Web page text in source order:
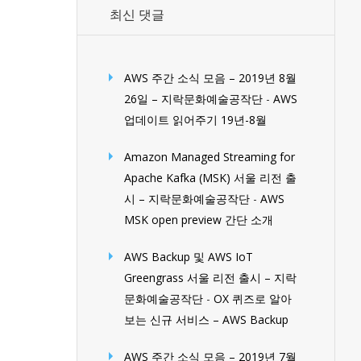
최신 댓글
AWS 주간 소식 모음 – 2019년 8월
26일 – 지락문화예술공작단 - AWS
업데이트 읽어주기 19년-8월
Amazon Managed Streaming for
Apache Kafka (MSK) 서울 리전 출
시 – 지락문화예술공작단 - AWS
MSK open preview 간단 소개
AWS Backup 및 AWS IoT
Greengrass 서울 리전 출시 – 지락
문화예술공작단 - OX 퀴즈로 알아
보는 신규 서비스 – AWS Backup
AWS 주간 소식 모음 – 2019년 7월